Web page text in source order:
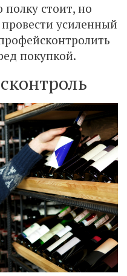
стоит, но
усиленный
покупкой.